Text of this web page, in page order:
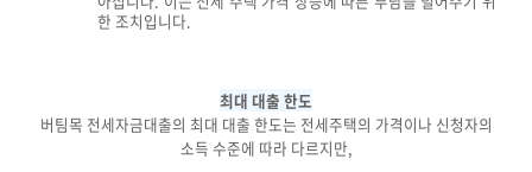
한 조치입니다.
최대 대출 한도
버팀목 전세자금대출의 최대 대출 한도는 전세주택의 가격이나 신청자의
소득 수준에 따라 다르지만,